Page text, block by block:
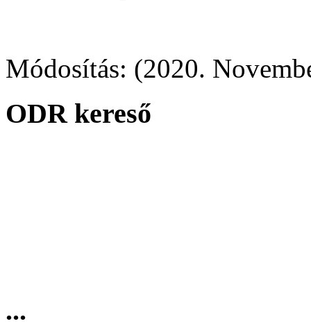
Módosítás: (2020.
ODR kereső
...